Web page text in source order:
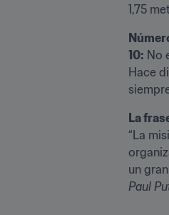
1,75
10: No
Hace
La
“La
Paul